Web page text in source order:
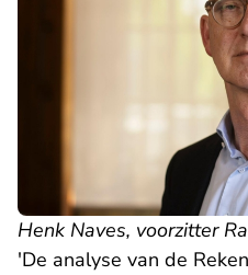
Henk Naves, voorzitter
'De analyse van de